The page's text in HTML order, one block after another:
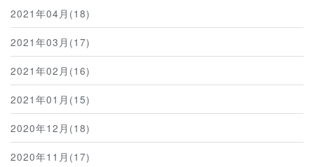
2021年04月(18)
2021年03月(17)
2021年02月(16)
2021年01月(15)
2020年12月(18)
2020年11月(17)